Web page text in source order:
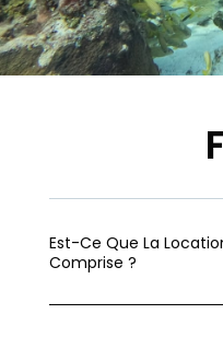
Est-Ce Que La
Comprise ?